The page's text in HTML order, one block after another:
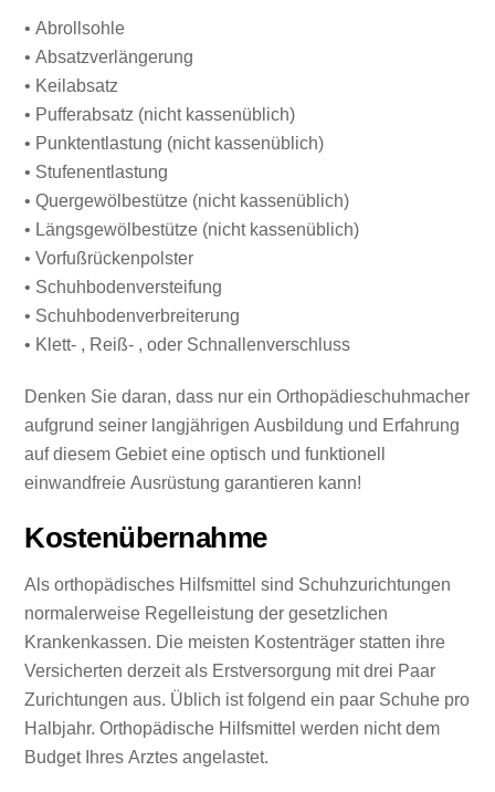
• Abrollsohle
• Absatzverlängerung
• Keilabsatz
• Pufferabsatz (nicht kassenüblich)
• Punktentlastung (nicht kassenüblich)
• Stufenentlastung
• Quergewölbestütze (nicht kassenüblich)
• Längsgewölbestütze (nicht kassenüblich)
• Vorfußrückenpolster
• Schuhbodenversteifung
• Schuhbodenverbreiterung
• Klett- , Reiß- , oder Schnallenverschluss
Denken Sie daran, dass nur ein Orthopädieschuhmacher
aufgrund seiner langjährigen Ausbildung und Erfahrung
auf diesem Gebiet eine optisch und funktionell
einwandfreie Ausrüstung garantieren kann!
Kostenübernahme
Als orthopädisches Hilfsmittel sind Schuhzurichtungen
normalerweise Regelleistung der gesetzlichen
Krankenkassen. Die meisten Kostenträger statten ihre
Versicherten derzeit als Erstversorgung mit drei Paar
Zurichtungen aus. Üblich ist folgend ein paar Schuhe pro
Halbjahr. Orthopädische Hilfsmittel werden nicht dem
Budget Ihres Arztes angelastet.